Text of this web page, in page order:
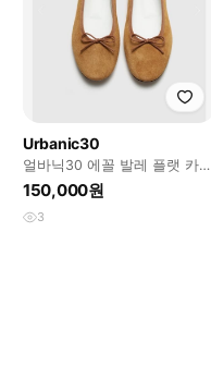
Urbanic30
얼바닉30 에꼴 발레 플랫 카멜
230(미착용)
150,000원
3